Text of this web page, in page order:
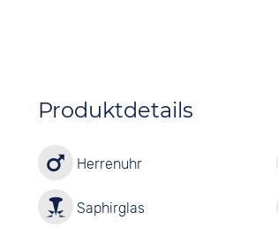
Produktdetails
Herrenuhr
Saphirglas